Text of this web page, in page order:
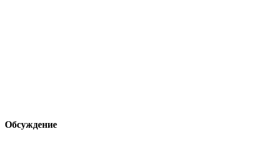
Обсуждение